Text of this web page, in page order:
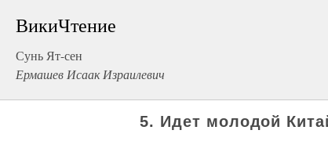
ВикиЧтение
Сунь Ят-сен
Ермашев Исаак Израилевич
5. Идет молодой